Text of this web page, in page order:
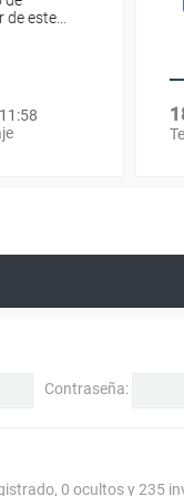
este…
Contraseña:
0 ocultos y 235